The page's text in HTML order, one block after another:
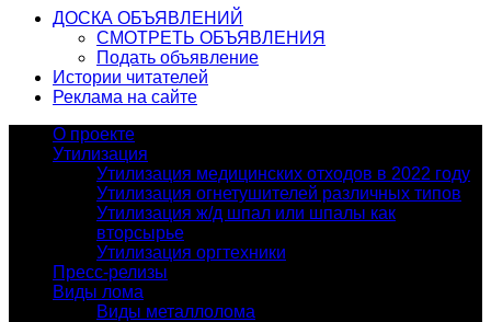
ДОСКА ОБЪЯВЛЕНИЙ
СМОТРЕТЬ ОБЪЯВЛЕНИЯ
Подать объявление
Истории читателей
Реклама на сайте
О проекте
Утилизация
Утилизация медицинских отходов в 2022 году
Утилизация огнетушителей различных типов
Утилизация ж/д шпал или шпалы как
вторсырье
Утилизация оргтехники
Пресс-релизы
Виды лома
Виды металлолома